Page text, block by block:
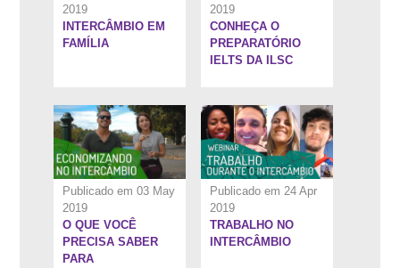
2019
INTERCÂMBIO EM
FAMÍLIA
2019
CONHEÇA O
PREPARATÓRIO
IELTS DA ILSC
Publicado em 03 May
2019
O QUE VOCÊ
PRECISA SABER
PARA
Publicado em 24 Apr
2019
1:53:52''
TRABALHO NO
INTERCÂMBIO
1:44:47'' 26:29''